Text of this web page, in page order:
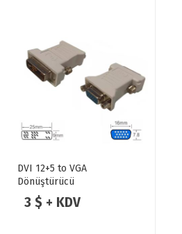
DVI 12+5 to VGA
Dönüştürücü
3 $ + KDV